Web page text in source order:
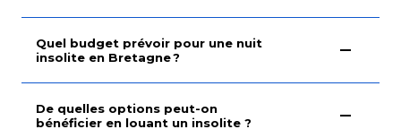
Quel budget prévoir pour une nuit
insolite en Bretagne ?
De quelles options peut-on
bénéficier en louant un insolite ?